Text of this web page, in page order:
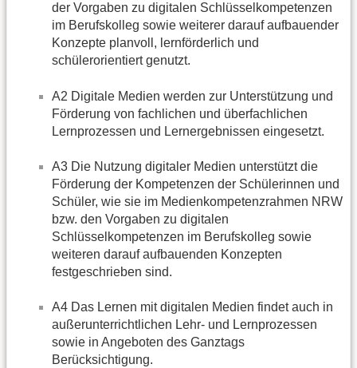
der Vorgaben zu digitalen Schlüsselkompetenzen
im Berufskolleg sowie weiterer darauf aufbauender
Konzepte planvoll, lernförderlich und
schülerorientiert genutzt.
A2 Digitale Medien werden zur Unterstützung und
Förderung von fachlichen und überfachlichen
Lernprozessen und Lernergebnissen eingesetzt.
A3 Die Nutzung digitaler Medien unterstützt die
Förderung der Kompetenzen der Schülerinnen und
Schüler, wie sie im Medienkompetenzrahmen NRW
bzw. den Vorgaben zu digitalen
Schlüsselkompetenzen im Berufskolleg sowie
weiteren darauf aufbauenden Konzepten
festgeschrieben sind.
A4 Das Lernen mit digitalen Medien findet auch in
außerunterrichtlichen Lehr- und Lernprozessen
sowie in Angeboten des Ganztags
Berücksichtigung.